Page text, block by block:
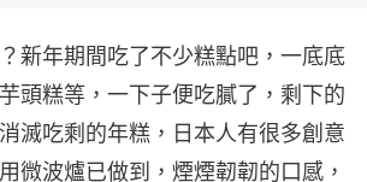
新年期間吃了不少糕點吧，一底底
頭糕等，一下子便吃膩了，剩下的
滅吃剩的年糕，日本人有很多創意
微波爐已做到，煙煙韌韌的口感，